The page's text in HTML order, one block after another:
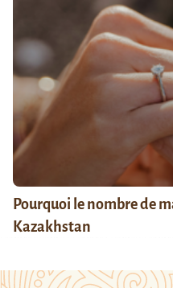
Pourquoi le nombre de
Kazakhstan